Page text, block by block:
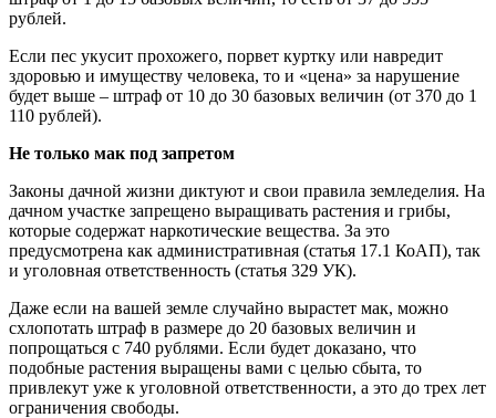
рублей.
Если пес укусит прохожего, порвет куртку или навредит
здоровью и имуществу человека, то и «цена» за нарушение
будет выше – штраф от 10 до 30 базовых величин (от 370 до 1
110 рублей).
Не только мак под запретом
Законы дачной жизни диктуют и свои правила земледелия. На
дачном участке запрещено выращивать растения и грибы,
которые содержат наркотические вещества. За это
предусмотрена как административная (статья 17.1 КоАП), так
и уголовная ответственность (статья 329 УК).
Даже если на вашей земле случайно вырастет мак, можно
схлопотать штраф в размере до 20 базовых величин и
попрощаться с 740 рублями. Если будет доказано, что
подобные растения выращены вами с целью сбыта, то
привлекут уже к уголовной ответственности, а это до трех лет
ограничения свободы.